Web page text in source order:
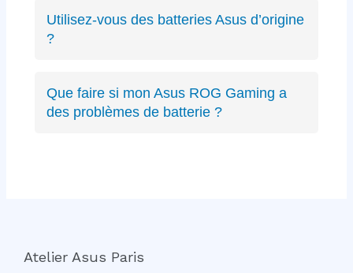
Zephyrus, TUF Gaming, ExpertBook, ProArt,
récents ou anciens. Expertise complète sur
Utilisez-vous des batteries Asus d’origine
?
équivalents certifiés aux mêmes spécifications
techniques et de qualité équivalente.
Que faire si mon Asus ROG Gaming a
des problèmes de batterie ?
Atelier Asus Paris